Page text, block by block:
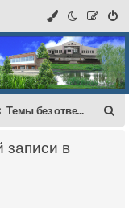
Темы без ответов
записи в